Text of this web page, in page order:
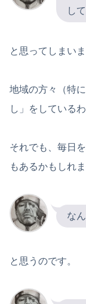
し
と思ってしまいま
地域の方々（特
し」をしている
それでも、毎日
もあるかもしれ
な
と思うのです。